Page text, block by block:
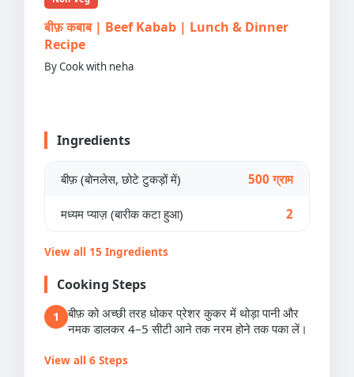
बीफ़ कबाब | Beef Kabab | Lunch & Dinner
Recipe
By Cook with neha
Ingredients
बीफ़ (बोनलेस, छोटे टुकड़ों में) 500 ग्राम
मध्यम प्याज़ (बारीक कटा हुआ) 2
View all 15 Ingredients
Cooking Steps
1
बीफ़ को अच्छी तरह धोकर प्रेशर कुकर में थोड़ा पानी और
नमक डालकर 4–5 सीटी आने तक नरम होने तक पका लें।
View all 6 Steps